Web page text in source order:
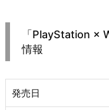
「PlayStation ×
情報
発売日